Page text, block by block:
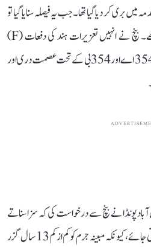
کر دیا گیا تھا۔ جب یہ فیصلہ سنایا گیا تو
ترون تیج پال عدالت میں موجود تھے۔ بنچ نے انہیں تعزیرات ہند کی دفعات (F)
(2)376 اور (K)(2)376 اور 354 اے اور 354 بی کے تحت عصمت دری اور
پونڈا نے بنچ سے درخواست کی کہ سزا سناتے
وقت ان کے مؤکل کے ساتھ نرمی برتی جائے، کیونکہ مبینہ جرم کو کم از کم 13 سال گزر